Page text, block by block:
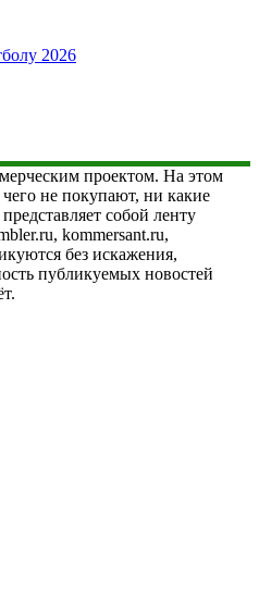
2026
проектом. На этом
не покупают, ни какие
собой ленту
kommersant.ru,
без искажения,
публикуемых новостей